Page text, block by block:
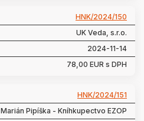
HNK/2024/150
UK Veda, s.r.o.
2024-11-14
78,00 EUR s DPH
HNK/2024/151
Marián Pipíška - Kníhkupectvo EZOP